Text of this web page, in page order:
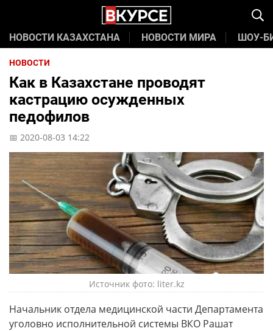
НОВОСТИ КАЗАХСТАНА НОВОСТИ МИРА ШОУ-
НОВОСТИ
Как в Казахстане проводят
кастрацию осужденных
педофилов
📅 2020-08-03 14:22
Источник фото: liter.kz
Начальник отдела медицинской части Департамента
уголовно исполнительной системы ВКО Рашат